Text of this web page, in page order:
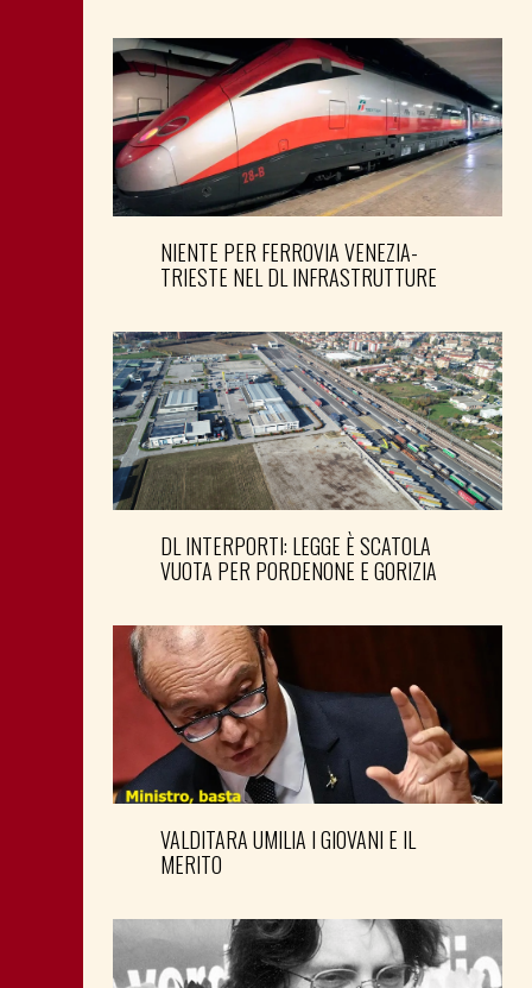
NIENTE PER FERROVIA VENEZIA-
TRIESTE NEL DL INFRASTRUTTURE
DL INTERPORTI: LEGGE È SCATOLA
VUOTA PER PORDENONE E GORIZIA
VALDITARA UMILIA I GIOVANI E IL
MERITO